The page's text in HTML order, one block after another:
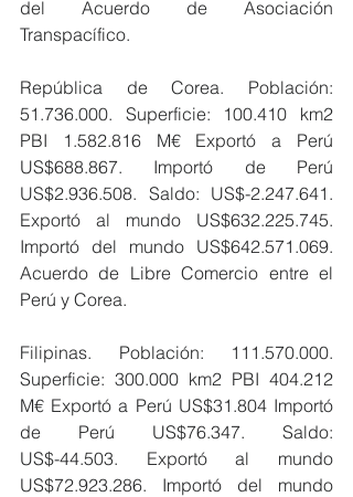
del Acuerdo de Asociación
Transpacífico.
República de Corea. Población:
51.736.000. Superficie: 100.410 km2
PBI 1.582.816 M€ Exportó a Perú
US$688.867. Importó de Perú
US$2.936.508. Saldo: US$-2.247.641.
Exportó al mundo US$632.225.745.
Importó del mundo US$642.571.069.
Acuerdo de Libre Comercio entre el
Perú y Corea.
Filipinas. Población: 111.570.000.
Superficie: 300.000 km2 PBI 404.212
M€ Exportó a Perú US$31.804 Importó
de Perú US$76.347. Saldo:
US$-44.503. Exportó al mundo
US$72.923.286. Importó del mundo